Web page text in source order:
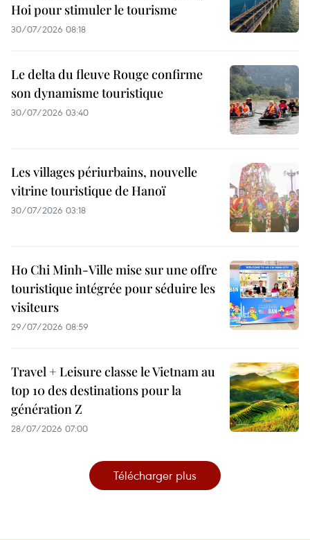
Hoi pour stimuler le tourisme
30/07/2026 08:18
Le delta du fleuve Rouge confirme
son dynamisme touristique
30/07/2026 03:40
Les villages périurbains, nouvelle
vitrine touristique de Hanoï
30/07/2026 03:18
Ho Chi Minh-Ville mise sur une offre
touristique intégrée pour séduire les
visiteurs
29/07/2026 08:59
Travel + Leisure classe le Vietnam au
top 10 des destinations pour la
génération Z
28/07/2026 07:00
Télécharger plus